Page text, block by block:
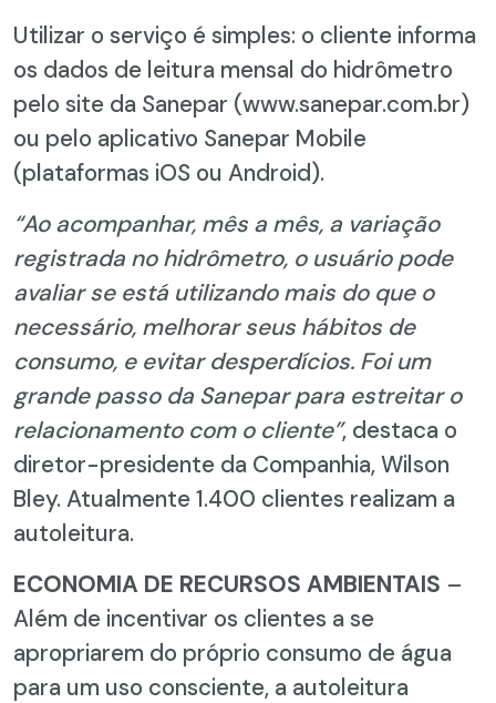
Utilizar o serviço é simples: o cliente informa
os dados de leitura mensal do hidrômetro
pelo site da Sanepar (www.sanepar.com.br)
ou pelo aplicativo Sanepar Mobile
(plataformas iOS ou Android).
“Ao acompanhar, mês a mês, a variação
registrada no hidrômetro, o usuário pode
avaliar se está utilizando mais do que o
necessário, melhorar seus hábitos de
consumo, e evitar desperdícios. Foi um
grande passo da Sanepar para estreitar o
relacionamento com o cliente”, destaca o
diretor-presidente da Companhia, Wilson
Bley. Atualmente 1.400 clientes realizam a
autoleitura.
ECONOMIA DE RECURSOS AMBIENTAIS –
Além de incentivar os clientes a se
apropriarem do próprio consumo de água
para um uso consciente, a autoleitura